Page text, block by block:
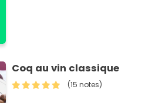
Coq au vin classique
(15 notes)